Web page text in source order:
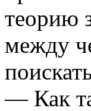
теорию
между
— Как